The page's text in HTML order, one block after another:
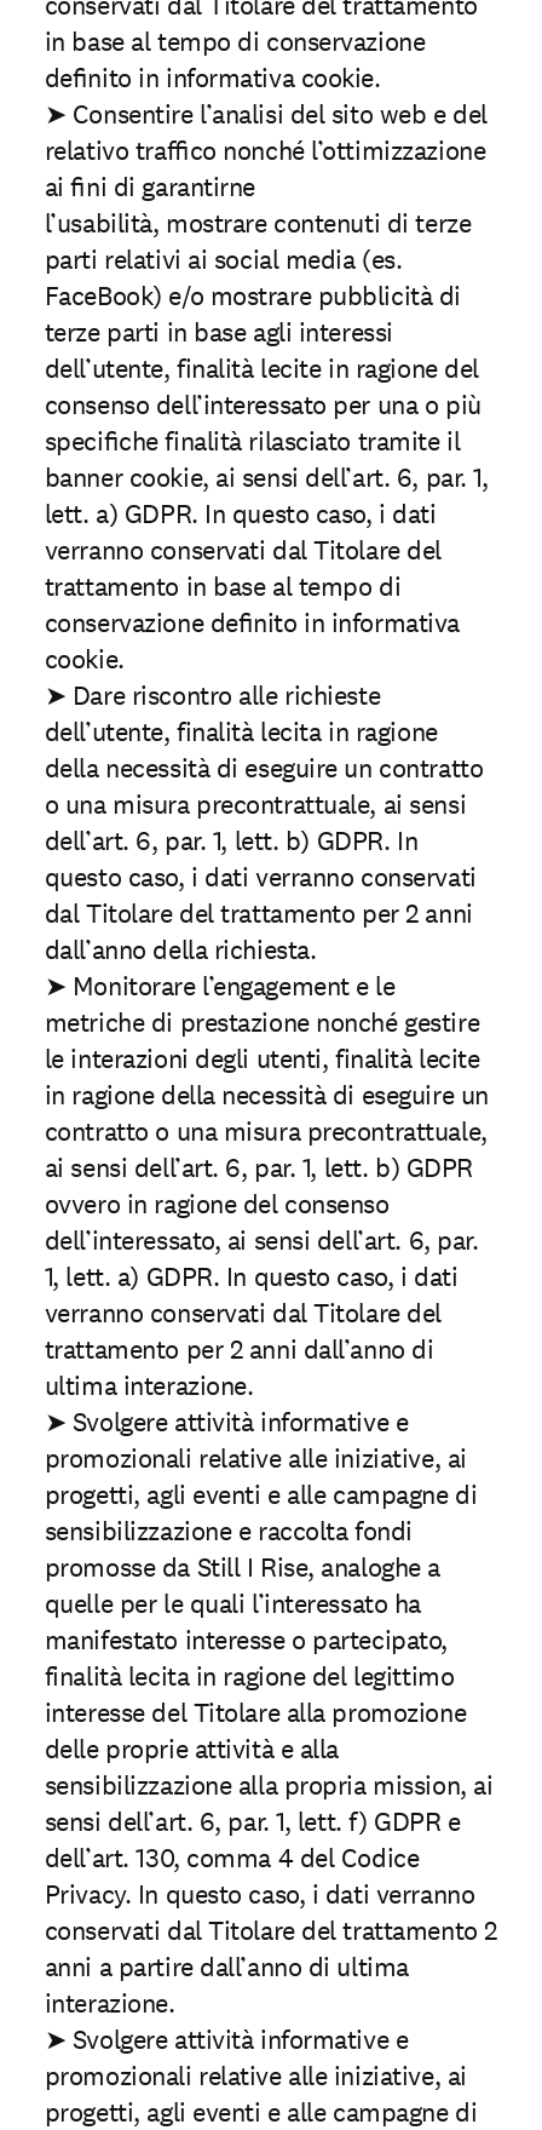
in base al tempo di conservazione
deﬁnito in informativa cookie.
➤ Consentire l’analisi del sito web e del
relativo trafﬁco nonché l’ottimizzazione
ai ﬁni di garantirne
l’usabilità, mostrare contenuti di terze
parti relativi ai social media (es.
FaceBook) e/o mostrare pubblicità di
terze parti in base agli interessi
dell’utente, finalità lecite in ragione del
consenso dell’interessato per una o più
speciﬁche finalità rilasciato tramite il
banner cookie, ai sensi dell’art. 6, par. 1,
lett. a) GDPR. In questo caso, i dati
verranno conservati dal Titolare del
trattamento in base al tempo di
conservazione deﬁnito in informativa
cookie.
➤ Dare riscontro alle richieste
dell’utente, finalità lecita in ragione
della necessità di eseguire un contratto
o una misura precontrattuale, ai sensi
dell’art. 6, par. 1, lett. b) GDPR. In
questo caso, i dati verranno conservati
dal Titolare del trattamento per 2 anni
dall’anno della richiesta.
➤ Monitorare l’engagement e le
metriche di prestazione nonché gestire
le interazioni degli utenti, finalità lecite
in ragione della necessità di eseguire un
contratto o una misura precontrattuale,
ai sensi dell’art. 6, par. 1, lett. b) GDPR
ovvero in ragione del consenso
dell’interessato, ai sensi dell’art. 6, par.
1, lett. a) GDPR. In questo caso, i dati
verranno conservati dal Titolare del
trattamento per 2 anni dall’anno di
ultima interazione.
➤ Svolgere attività informative e
promozionali relative alle iniziative, ai
progetti, agli eventi e alle campagne di
sensibilizzazione e raccolta fondi
promosse da Still I Rise, analoghe a
quelle per le quali l’interessato ha
manifestato interesse o partecipato,
finalità lecita in ragione del legittimo
interesse del Titolare alla promozione
delle proprie attività e alla
sensibilizzazione alla propria mission, ai
sensi dell’art. 6, par. 1, lett. f) GDPR e
dell’art. 130, comma 4 del Codice
Privacy. In questo caso, i dati verranno
conservati dal Titolare del trattamento 2
anni a partire dall’anno di ultima
interazione.
➤ Svolgere attività informative e
promozionali relative alle iniziative, ai
progetti, agli eventi e alle campagne di